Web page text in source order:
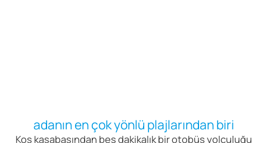
adanın en çok yönlü plajlarından biri
Kos kasabasından beş dakikalık bir otobüs yolculuğu